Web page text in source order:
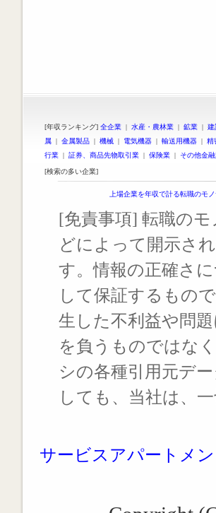
[年収ランキング] 全企業 | 水産・農林業 | 鉱業 | 建
属 | 金属製品 | 機械 | 電気機器 | 輸送用機器 | 精
行業 | 証券、商品先物取引業 | 保険業 | その他金
[検索の多い企業]
上場企業を年収で計る転職のモ
[免責事項] 転職の
どによって開示さ
す。情報の正確さ
して保証するもの
生した不利益や問
を負うものではな
シの各種引用元デ
しても、当社は、
サービスアパートメン